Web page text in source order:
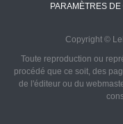
PARAMÈTRES
Copyright ©
Toute reproduction ou
procédé que ce soit, des
de l'éditeur ou du